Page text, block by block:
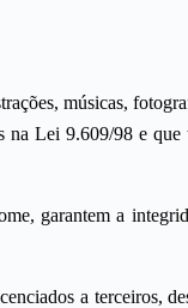
músicas,
Lei 9.609/98 e
garantem a
a terceiros,